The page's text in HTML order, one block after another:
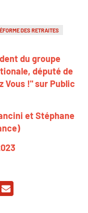
DES RETRAITES
du groupe
député de
Vous !" sur Public
et Stéphane